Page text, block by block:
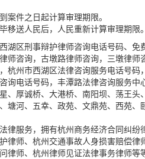
案件之日起计算审理期限。
移送人民后，人民重新计算审理期限。
湖区刑事辩护律师咨询电话号码、
师咨询，古墩路律师咨询，三墩律
杭州市西湖区法律咨询服务电话号
询电话号码，丰潭路法律咨询服务中
、厚诚桥、大港桥、南阳坝、荡王
塘河、五幸、政苑、文鼎苑、西苑
律服务，拥有杭州商务经济合同纠
律师、杭州交通事故人身损害赔偿
律师、杭州律师见证法律事务律师等